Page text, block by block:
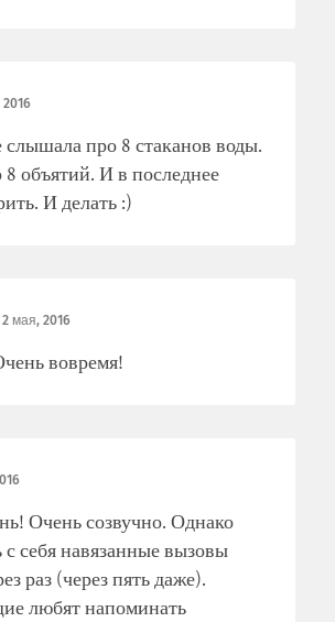
слышала про 8 стаканов воды.
8 объятий. И в последнее
И делать :)
2 мая, 2016
вовремя!
Очень созвучно. Однако
с себя навязанные вызовы
раз (через пять даже).
любят напоминать